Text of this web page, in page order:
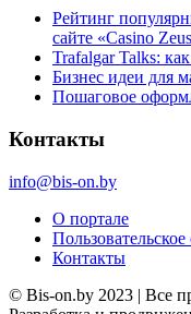
Рейтинг
сайте «Casino
Trafalgar Talks:
Бизнес идеи для
Пошаговое
Контакты
info@bis-on.by
О портале
Контакты
© Bis-on.by 2023 | Все